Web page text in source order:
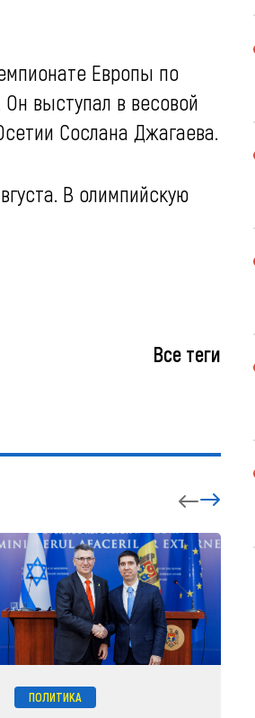
Европы по
выступал в весовой
Сослана Джагаева.
В олимпийскую
Все теги
ПОЛИТИКА